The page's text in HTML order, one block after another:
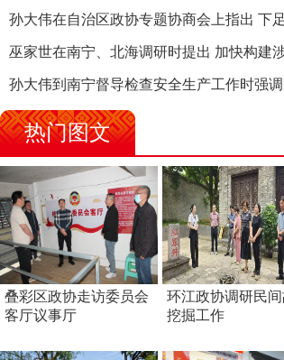
热门图文
叠彩区政协走访委员会
客厅议事厅
环江政协调研民
挖掘工作